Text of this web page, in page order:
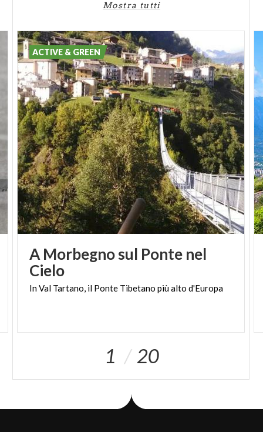
Mostra tutti
A Morbegno sul Ponte nel
Cielo
InVal Tartano, il Ponte Tibetano piùalto d'Europa
ACTIVE & GREEN
1 20